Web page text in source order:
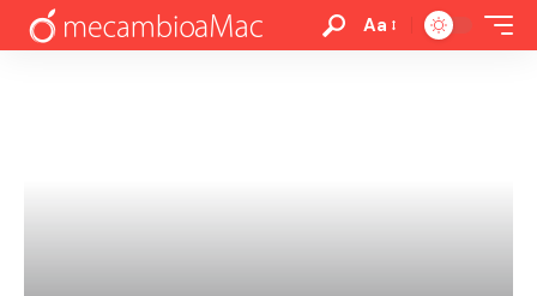
Aa